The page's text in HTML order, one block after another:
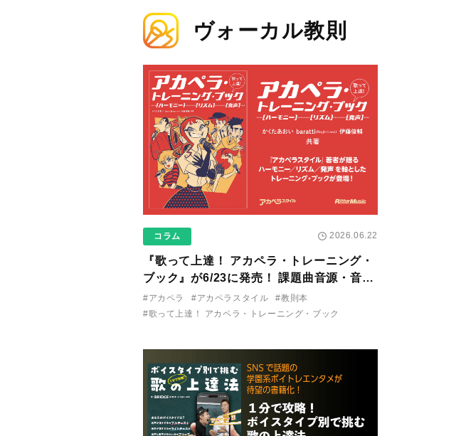
ヴォーカル教則
コラム 2026.06.22
『歌って上達！ アカペラ・トレーニング・
ブック』が6/23に発売！ 課題曲音源・音取
り用アプリを公開。
#アカペラ #アカペラスタイル
#教則本
#歌って上達！ アカペラ・トレーニング・ブック